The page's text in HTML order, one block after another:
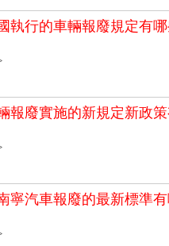
執行的車輛報廢規定有
報廢實施的新規定新政
寧汽車報廢的最新標準